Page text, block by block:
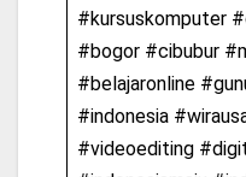
#kursuskomputer
#bogor #cibubur
#belajaronline
#indonesia
#videoediting